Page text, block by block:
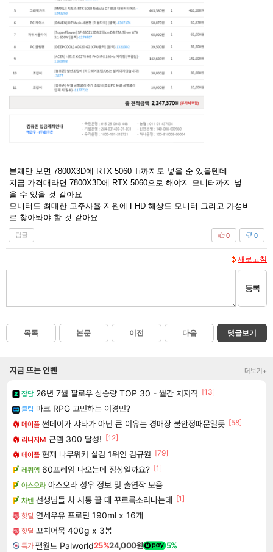
본체만 보면 7800X3D에 RTX 5060 Ti까지도 넣을 순 있을텐데
지금 가격대라면 7800X3D에 RTX 5060으로 해야지 모니터까지 넣
을 수 있을 것 같아요
모니터도 최대한 고주사율 지원에 FHD 해상도 모니터 그리고 가성비
로 찾아봐야 할 것 같아요
답글 0
0
새로고침
등록
목록 본문 이전 다음 댓글보기
지금 뜨는 인벤 더보기+
잡담 26년 7월 팔로우 상승량 TOP 30 - 월간 치지직 [13]
클립 마크 RPG 고민하는 이경민?
메이플 썬데이가 샤타가 아닌 큰 이유는 경매장 불안정때문일듯 [58]
리니지M 근뎀 300 달성! [12]
메이플 현재 나무위키 실검 1위인 김규원 [79]
레퀴엠 60프레임 나오는데 정상일까요? [1]
아스오라 아스오라 성우 정보 및 출연작 모음
차벤 선생님들 차 시동 끌 때 꾸르륵소리나는데 [1]
핫딜 연세우유 프로틴 190ml x 16개
핫딜 꼬치어묵 400g x 3봉
특가 팰월드 Palworld25%24,000원 5%